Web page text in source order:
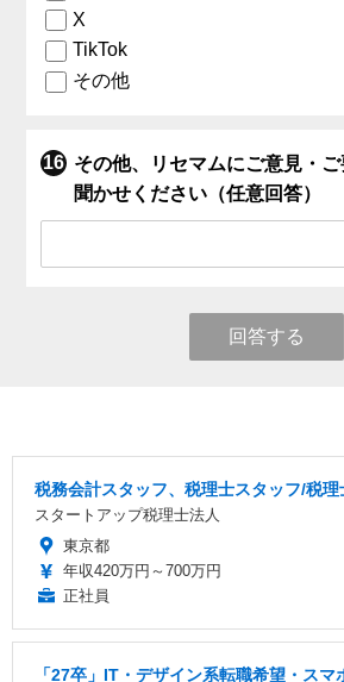
X
TikTok
その他
その他、リセマムにご意見・
聞かせください（任意回答）
回答する
税務会計スタッフ、税理士スタッフ/税理
スタートアップ税理士法人
東京都
年収420万円～700万円
正社員
「27卒」IT・デザイン系転職希望・スマ